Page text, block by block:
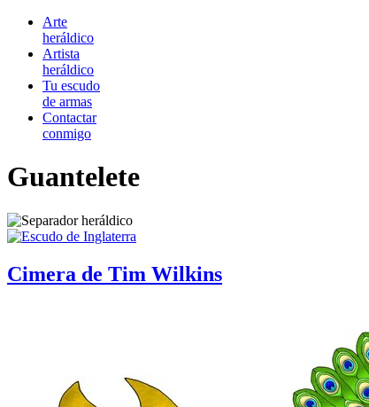
Arte
heráldico
Artista
heráldico
Tu escudo
de armas
Contactar
conmigo
Guantelete
Cimera de Tim Wilkins